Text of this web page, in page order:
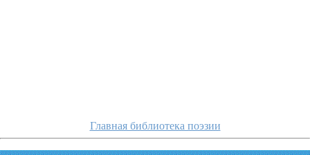
Главная библиотека поэзии